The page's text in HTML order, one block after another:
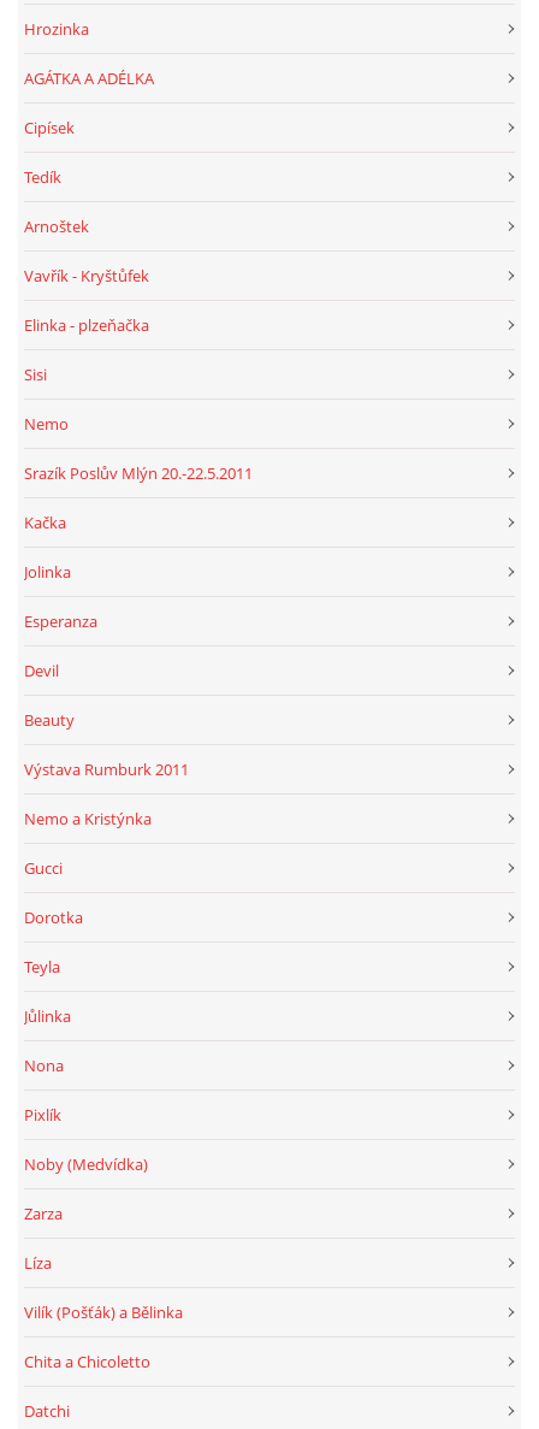
Hrozinka
AGÁTKA A ADÉLKA
Cipísek
Tedík
Arnoštek
Vavřík - Kryštůfek
Elinka - plzeňačka
Sisi
Nemo
Srazík Poslův Mlýn 20.-22.5.2011
Kačka
Jolinka
Esperanza
Devil
Beauty
Výstava Rumburk 2011
Nemo a Kristýnka
Gucci
Dorotka
Teyla
Jůlinka
Nona
Pixlík
Noby (Medvídka)
Zarza
Líza
Vilík (Pošťák) a Bělinka
Chita a Chicoletto
Datchi